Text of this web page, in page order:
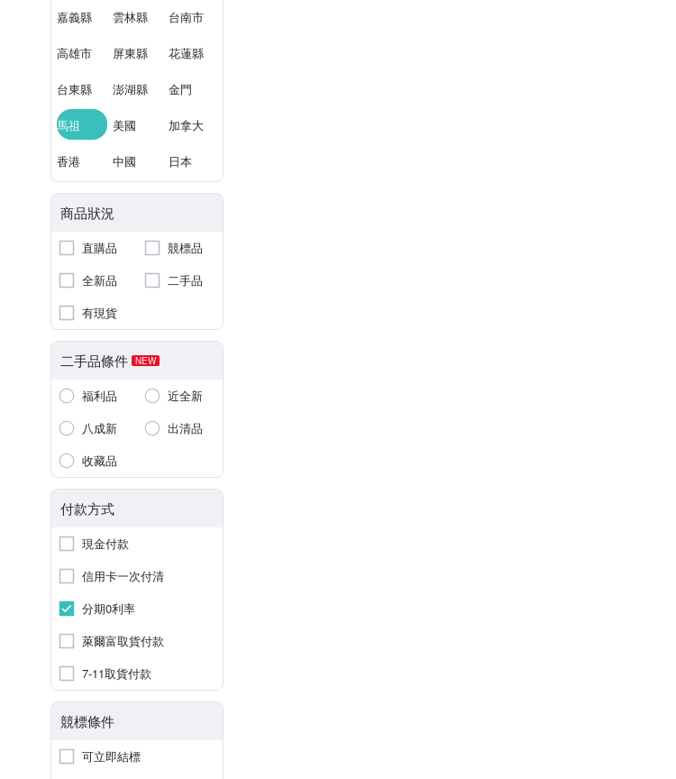
嘉義縣 雲林縣 台南市
高雄市 屏東縣 花蓮縣
台東縣 澎湖縣 金門
馬祖 美國 加拿大
香港 中國 日本
商品狀況
直購品
競標品
全新品
二手品
有現貨
二手品條件 NEW
福利品
近全新
八成新
出清品
收藏品
付款方式
現金付款
信用卡一次付清
分期0利率
萊爾富取貨付款
7-11取貨付款
競標條件
可立即結標